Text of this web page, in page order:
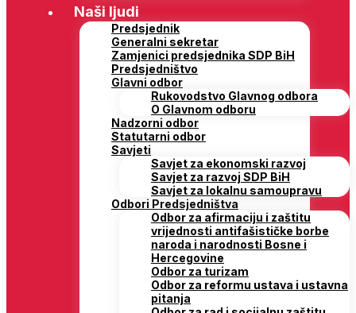
Naši ljudi
Predsjednik
Generalni sekretar
Zamjenici predsjednika SDP BiH
Predsjedništvo
Glavni odbor
Rukovodstvo Glavnog odbora
O Glavnom odboru
Nadzorni odbor
Statutarni odbor
Savjeti
Savjet za ekonomski razvoj
Savjet za razvoj SDP BiH
Savjet za lokalnu samoupravu
Odbori Predsjedništva
Odbor za afirmaciju i zaštitu
vrijednosti antifašističke borbe
naroda i narodnosti Bosne i
Hercegovine
Odbor za turizam
Odbor za reformu ustava i ustavna
pitanja